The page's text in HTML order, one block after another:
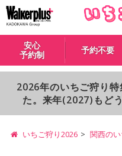
安心
予約制
予約不要
2026年のいちご狩り
た。来年(2027)もど
いちご狩り2026 関西の